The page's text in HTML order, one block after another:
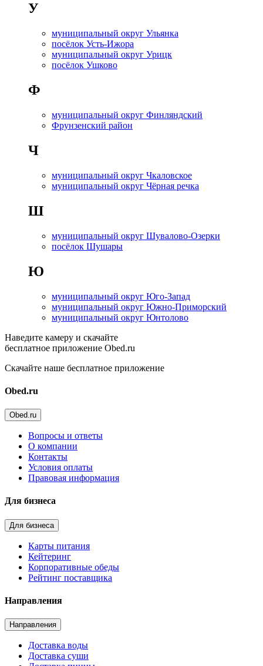
У
муниципальный округ Ульянка
посёлок Усть-Ижора
муниципальный округ Урицк
посёлок Ушково
Ф
муниципальный округ Финляндский
Фрунзенский район
Ч
муниципальный округ Чкаловское
муниципальный округ Чёрная речка
Ш
муниципальный округ Шувалово-Озерки
посёлок Шушары
Ю
муниципальный округ Юго-Запад
муниципальный округ Южно-Приморский
муниципальный округ Юнтолово
Наведите камеру и скачайте
бесплатное приложение Obed.ru
Скачайте наше бесплатное приложение
Obed.ru
Obed.ru
Вопросы и ответы
О компании
Контакты
Условия оплаты
Правовая информация
Для бизнеса
Для бизнеса
Карты питания
Кейтеринг
Корпоративные обеды
Рейтинг поставщика
Направления
Направления
Доставка воды
Доставка суши